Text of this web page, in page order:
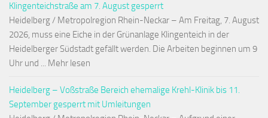
Klingenteichstraße am 7. August gesperrt
Heidelberg / Metropolregion Rhein-Neckar – Am Freitag, 7. August
2026, muss eine Eiche in der Grünanlage Klingenteich in der
Heidelberger Südstadt gefällt werden. Die Arbeiten beginnen um 9
Uhr und ... Mehr lesen
Heidelberg – Voßstraße Bereich ehemalige Krehl-Klinik bis 11.
September gesperrt mit Umleitungen